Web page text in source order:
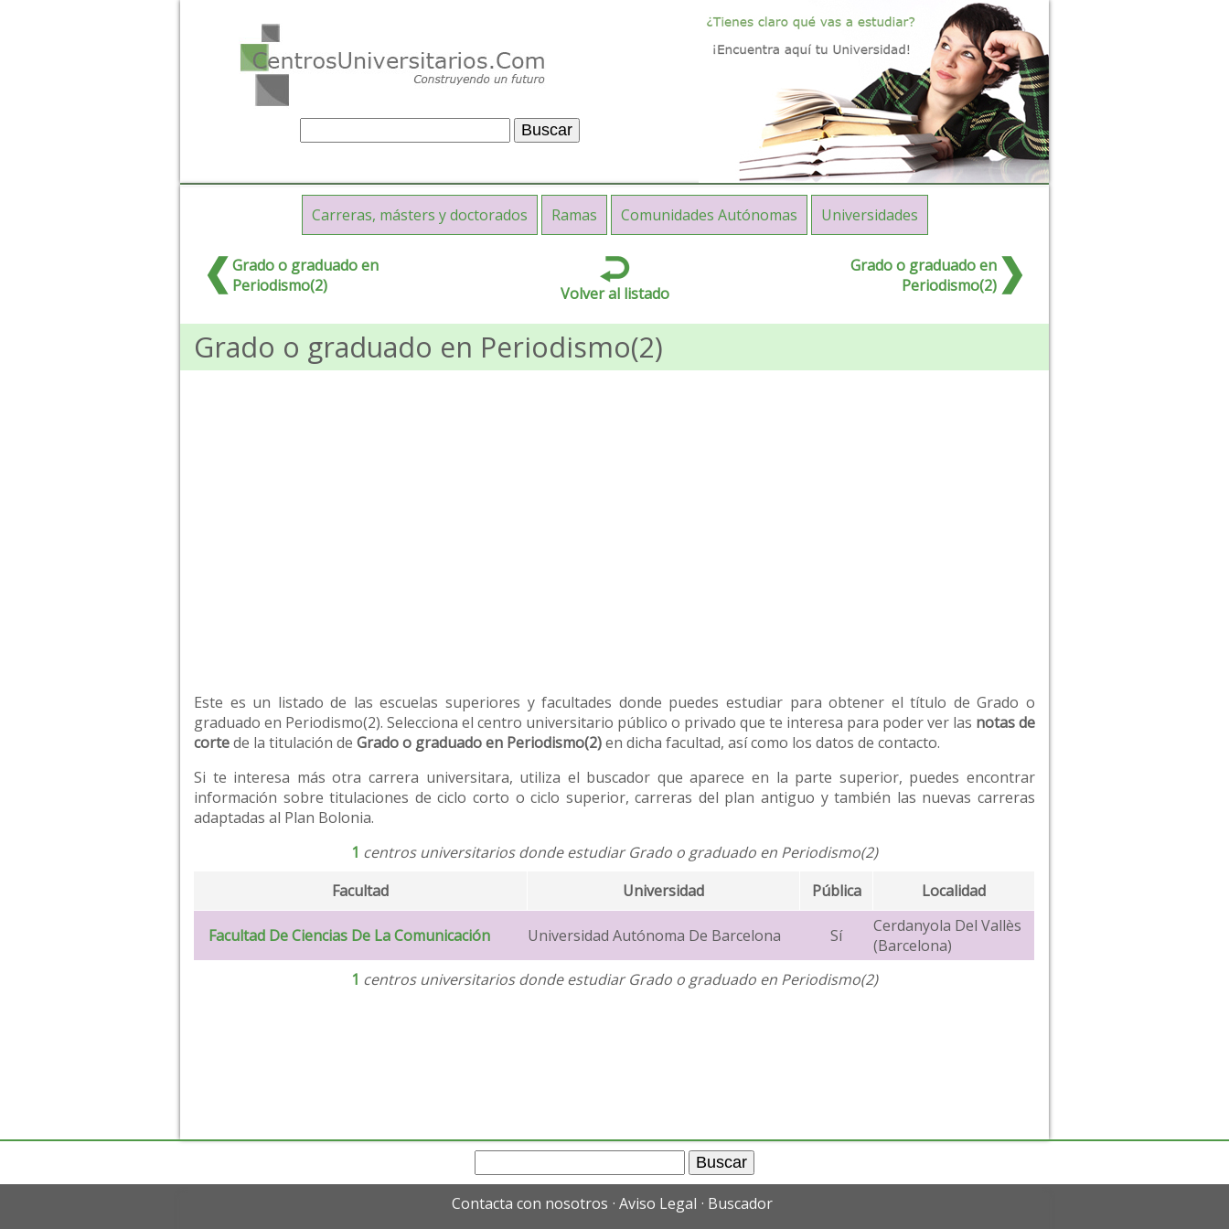
Carreras, másters y doctorados Ramas Comunidades Autónomas Universidades
Grado o graduado en
Periodismo(2)
Volver al listado
Grado o graduado en
Periodismo(2)
Grado o graduado en Periodismo(2)
Este es un listado de las escuelas superiores y facultades donde puedes estudiar para obtener el título de Grado o
graduado en Periodismo(2). Selecciona el centro universitario público o privado que te interesa para poder ver las notas de
cortede la titulación de Grado o graduado en Periodismo(2)en dicha facultad, así como los datos de contacto.
Si te interesa más otra carrera universitara, utiliza el buscador que aparece en la parte superior, puedes encontrar
información sobre titulaciones de ciclo corto o ciclo superior, carreras del plan antiguo y también las nuevas carreras
adaptadas al Plan Bolonia.
1 centros universitarios donde estudiar Grado o graduado en Periodismo(2)
Facultad
Universidad Pública Localidad
Facultad De Ciencias De La Comunicación Universidad Autónoma De Barcelona Sí
Cerdanyola Del Vallès
(Barcelona)
1 centros universitarios donde estudiar Grado o graduado en Periodismo(2)
Contacta con nosotros Aviso Legal Buscador